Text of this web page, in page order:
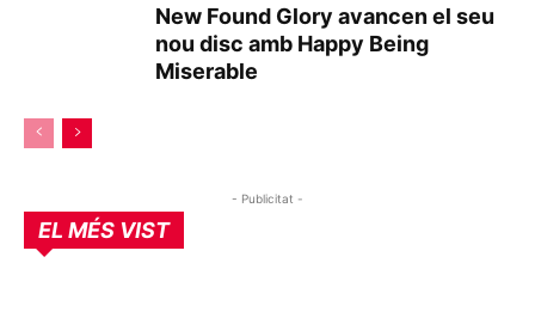
New Found Glory avancen el seu
nou disc amb Happy Being
Miserable
- Publicitat -
EL MÉS VIST